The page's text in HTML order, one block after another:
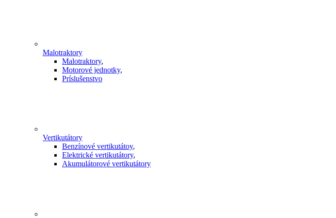
Malotraktory
Malotraktory,
Motorové jednotky,
Príslušenstvo
Vertikutátory
Benzínové vertikutátoy,
Elektrické vertikutátory,
Akumulátorové vertikutátory